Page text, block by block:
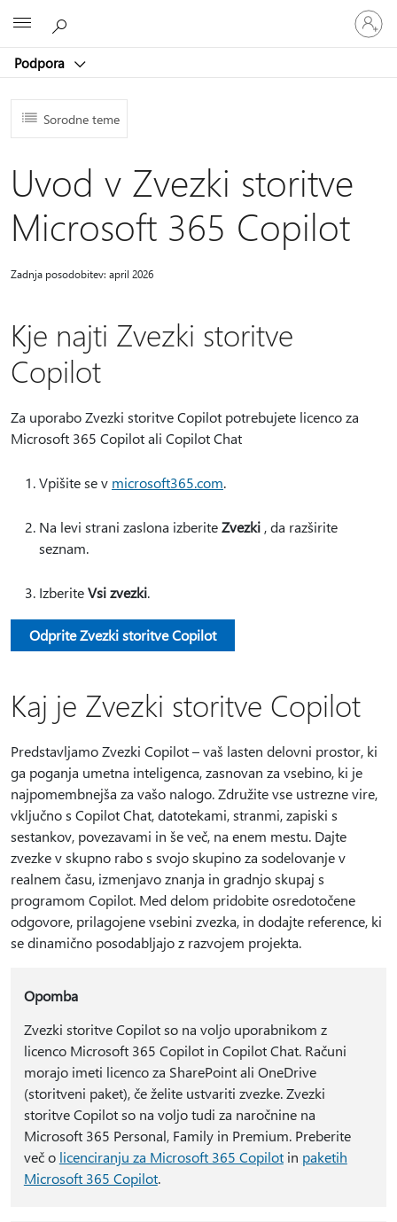
Podpora
Vpišite
se
v
račun
Sorodne teme
Uvod v Zvezki storitve
Microsoft 365 Copilot
Zadnja posodobitev: april 2026
Kje najti Zvezki storitve
Copilot
Za uporabo Zvezki storitve Copilot potrebujete licenco za
Microsoft 365 Copilot ali Copilot Chat
Vpišite se v microsoft365.com.
Na levi strani zaslona izberiteZvezki , da razširite
seznam.
IzberiteVsi zvezki.
Odprite Zvezki storitve Copilot
Kaj je Zvezki storitve Copilot
Predstavljamo Zvezki Copilot – vaš lasten delovni prostor, ki
ga poganja umetna inteligenca, zasnovan za vsebino, ki je
najpomembnejša za vašo nalogo. Združite vse ustrezne vire,
vključno s Copilot Chat, datotekami, stranmi, zapiski s
sestankov, povezavami in še več, na enem mestu. Dajte
zvezke v skupno rabo s svojo skupino za sodelovanje v
realnem času, izmenjavo znanja in gradnjo skupaj s
programom Copilot. Med delom pridobite osredotočene
odgovore, prilagojene vsebini zvezka, in dodajte reference, ki
se dinamično posodabljajo z razvojem projekta.
Opomba
Zvezki storitve Copilot so na voljo uporabnikom z
licenco Microsoft 365 Copilot in Copilot Chat. Računi
morajo imeti licenco za SharePoint ali OneDrive
(storitveni paket), če želite ustvariti zvezke. Zvezki
storitve Copilot so na voljo tudi za naročnine na
Microsoft 365 Personal, Family in Premium. Preberite
več o licenciranju za Microsoft 365 Copilotin paketih
Microsoft 365 Copilot.